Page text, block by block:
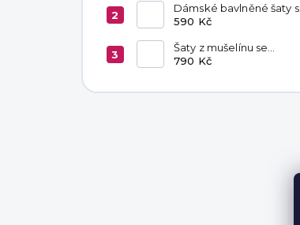
Dámské bavlněné šaty s
kapsami Chocolate
590 Kč
Šaty z mušelínu se
zavazováním v pase
790 Kč